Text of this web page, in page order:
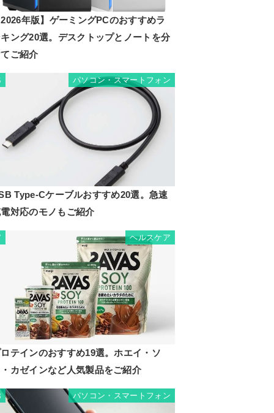
年版】ゲーミングPCのおすすめラ
ング20選。デスクトップとノートを分
ご紹介
パソコン・スマートフォン
Type-Cケーブルおすすめ20選。急速
対応のモノもご紹介
ヘルスケア
テインのおすすめ19選。ホエイ・ソ
カゼインなど人気製品をご紹介
パソコン・スマートフォン